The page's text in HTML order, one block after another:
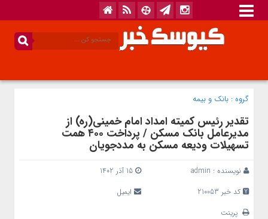
گروه : بانک‌ و بیمه
تقدیر رئیس کمیته امداد امام خمینی(ره) از
مدیرعامل بانک مسکن / پرداخت ۴۰۰ همت
تسهیلات ودیعه مسکن به مددجویان
نویسنده : admin
15 آذر 1402
کد خبر 210053
ایمیل
پرینت